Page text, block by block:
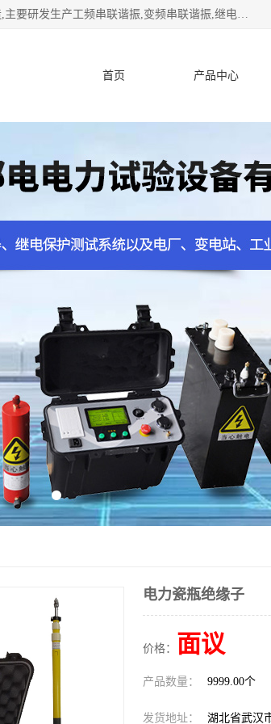
武汉鄂电电力试验设备有限公司专门从事电力电气设备和仪器仪表的设计与制造,主要研发生产工频串联谐振,变频串联谐振,继电保护测试仪,电缆故障测试仪,直流电阻测试仪,接地电阻测试仪等一百多种高品质产品.坚持奉行"质量一,客户至上"的服务宗旨。
首页 产品中心
电力瓷瓶绝缘子
价格： 面议
产品数量： 9999.00个
发货地址： 湖北省武汉